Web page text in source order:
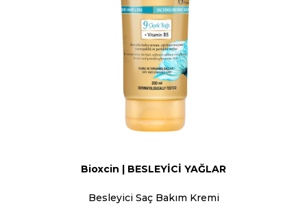
Bioxcin | BESLEYİCİ YAĞLAR
Besleyici Saç Bakım Kremi